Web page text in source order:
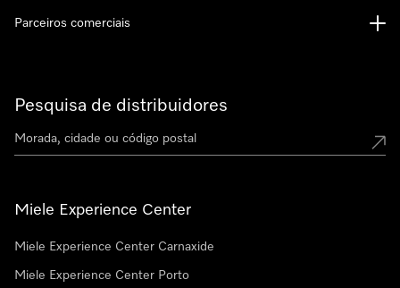
Pesquisa de distribuidores
Miele Experience Center
Miele Experience Center Carnaxide
Miele Experience Center Porto
Parceiros comerciais